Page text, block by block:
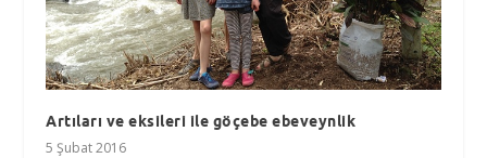
Artıları ve eksileri ile göçebe ebeveynlik
5 Şubat 2016